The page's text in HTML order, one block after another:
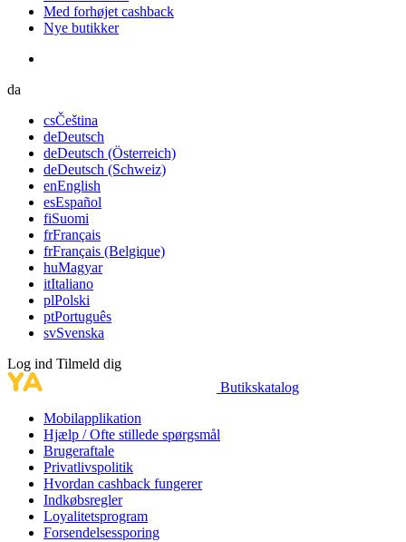
Med forhøjet cashback
Nye butikker
da
csČeština
deDeutsch
deDeutsch (Österreich)
deDeutsch (Schweiz)
enEnglish
esEspañol
fiSuomi
frFrançais
frFrançais (Belgique)
huMagyar
itItaliano
plPolski
ptPortuguês
svSvenska
Log ind Tilmeld dig
Butikskatalog
Mobilapplikation
Hjælp / Ofte stillede spørgsmål
Brugeraftale
Privatlivspolitik
Hvordan cashback fungerer
Indkøbsregler
Loyalitetsprogram
Forsendelsessporing